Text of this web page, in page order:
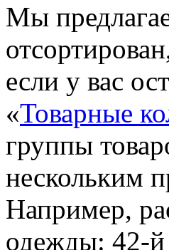
Мы
если у вас
«Товарные
группы
нескольким
Например,
одежды: 42-й